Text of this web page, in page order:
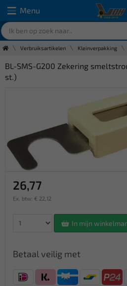
Menu
Verbruiksartikelen Kleinverpakking
BL-SMS-G200 Zekering
st.)
26,77
Ex. btw: € 22,12
In mijn
Betaal veilig met